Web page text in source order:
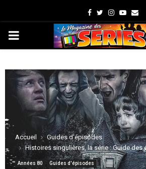
Facebook
TwitterInstagram
PRIMARY
Accueil
Guides d'épisodes
Histoires singulières, la série : Guide des
Années 80 Guides d'épisodes